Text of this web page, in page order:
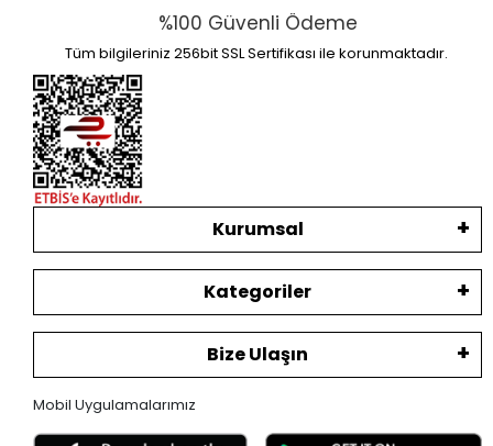
%100 Güvenli Ödeme
Tüm bilgileriniz 256bit SSL Sertifikası ile korunmaktadır.
Kurumsal
Kategoriler
Bize Ulaşın
Mobil Uygulamalarımız